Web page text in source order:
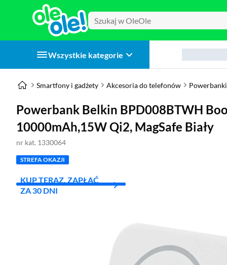
Wszystkie kategorie
Smartfony i gadżety Akcesoria do telefonów Powerbanki
Powerbank Belkin BPD008BTWH
10000mAh,15W Qi2, MagSafe Biały
nr kat. 1330064
STREFA OKAZJI
KUP TERAZ, ZAPŁAĆ
ZA 30 DNI